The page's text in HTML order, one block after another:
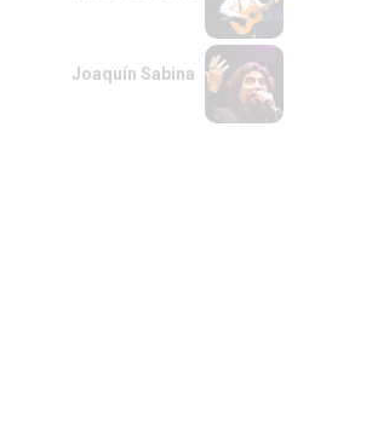
Joaquín Sabina